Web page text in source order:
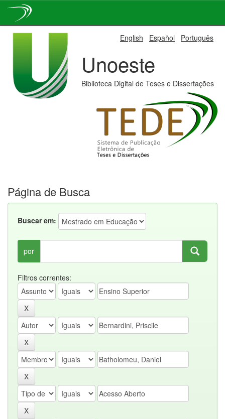
English Español Português
Unoeste
Biblioteca Digital de Teses e Dissertações
Página de Busca
Buscar em:
por
Filtros correntes: